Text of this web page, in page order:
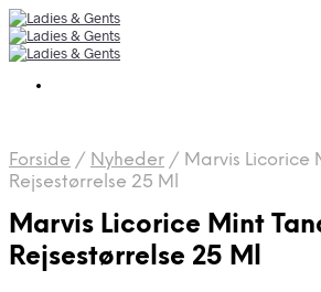
Forside / Nyheder / Marvis Licorice
Rejsestørrelse 25 Ml
Marvis Licorice Mint
Rejsestørrelse 25 Ml